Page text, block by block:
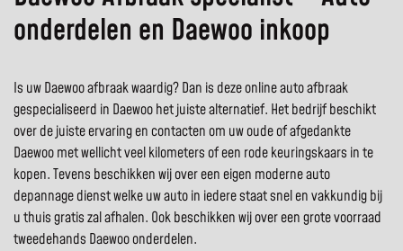
onderdelen en Daewoo inkoop
Is uw Daewoo afbraak waardig? Dan is deze online auto afbraak
gespecialiseerd in Daewoo het juiste alternatief. Het bedrijf beschikt
over de juiste ervaring en contacten om uw oude of afgedankte
Daewoo met wellicht veel kilometers of een rode keuringskaars in te
kopen. Tevens beschikken wij over een eigen moderne auto
depannage dienst welke uw auto in iedere staat snel en vakkundig bij
u thuis gratis zal afhalen. Ook beschikken wij over een grote voorraad
tweedehands Daewoo onderdelen.